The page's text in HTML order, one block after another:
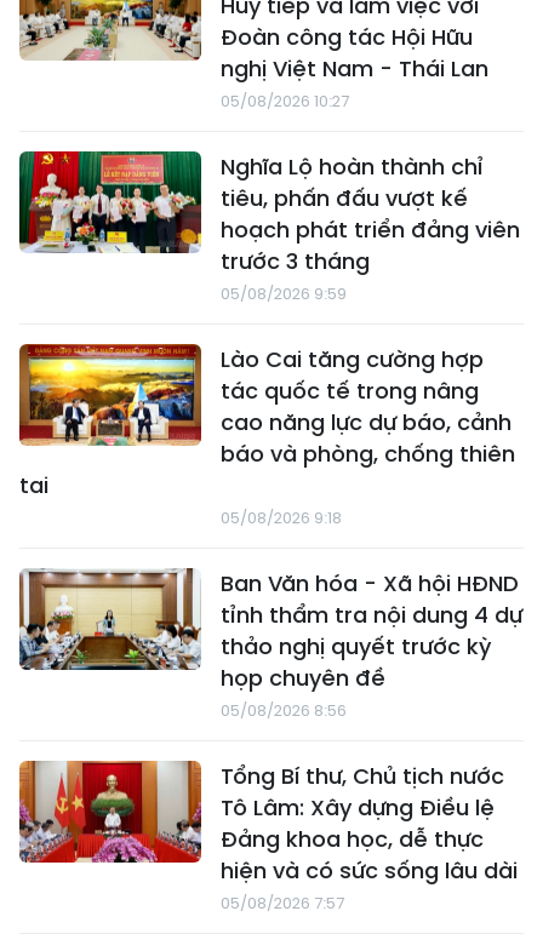
Đoàn công tác Hội Hữu
nghị Việt Nam - Thái Lan
05/08/2026 10:27
Nghĩa Lộ hoàn thành chỉ
tiêu, phấn đấu vượt kế
hoạch phát triển đảng viên
trước 3 tháng
05/08/2026 9:59
Lào Cai tăng cường hợp
tác quốc tế trong nâng
cao năng lực dự báo, cảnh
báo và phòng, chống thiên
tai
05/08/2026 9:18
Ban Văn hóa - Xã hội HĐND
tỉnh thẩm tra nội dung 4 dự
thảo nghị quyết trước kỳ
họp chuyên đề
05/08/2026 8:56
Tổng Bí thư, Chủ tịch nước
Tô Lâm: Xây dựng Điều lệ
Đảng khoa học, dễ thực
hiện và có sức sống lâu dài
05/08/2026 7:57